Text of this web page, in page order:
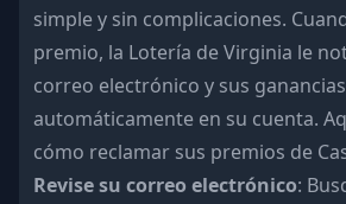
simple y sin complicaciones.
premio, la Lotería de Virginia le
correo electrónico y sus
automáticamente en su cuenta.
cómo reclamar sus premios de
Revise su correo electrónico: